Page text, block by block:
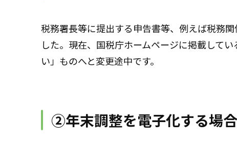
税務署長等に提出する申告書等、例えば税務
した。現在、国税庁ホームページに掲載して
い」ものへと変更途中です。
②年末調整を電子化する場